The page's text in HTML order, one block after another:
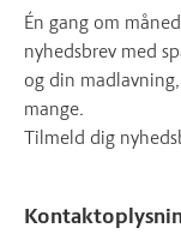
Én gang om
nyhedsbrev med
og din
mange.
Tilmeld dig